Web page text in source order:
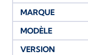
MARQUE
MODÈLE
VERSION